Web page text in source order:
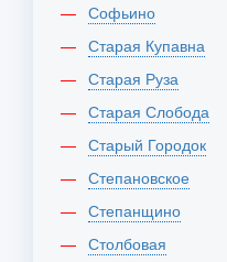
Софьино
Старая Купавна
Старая Руза
Старая Слобода
Старый Городок
Степановское
Степанщино
Столбовая